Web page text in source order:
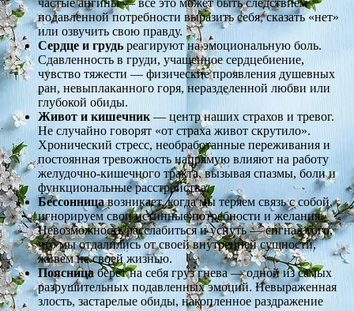
частые ангины — все это может быть следствием
подавленной потребности выразить себя, сказать «нет»
или озвучить свою правду.
Сердце и грудьреагируют на эмоциональную боль.
Сдавленность в груди, учащенное сердцебиение,
чувство тяжести — физические проявления душевных
ран, невыплаканного горя, неразделенной любви или
глубокой обиды.
Живот и кишечник— центр наших страхов и тревог.
Не случайно говорят «от страха живот скрутило».
Хронический стресс, необработанные переживания и
постоянная тревожность напрямую влияют на работу
желудочно-кишечного тракта, вызывая спазмы, боли и
функциональные расстройства.
Бессонницавозникает, когда мы теряем связь с собой,
игнорируем свои истинные потребности и желания.
Невозможность расслабиться и уснуть — сигнал того,
что мы отдалились от своей внутренней сущности,
живем не своей жизнью.
Поясницаберет на себя груз гнева — одной из самых
разрушительных подавленных эмоций. Невыраженная
злость, застарелые обиды, накопленное раздражение